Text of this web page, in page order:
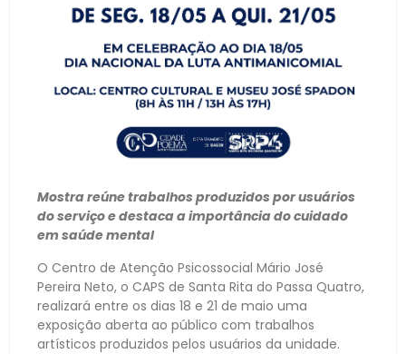
Mostra reúne trabalhos produzidos por usuários
do serviço e destaca a importância do cuidado
em saúde mental
O Centro de Atenção Psicossocial Mário José
Pereira Neto, o CAPS de Santa Rita do Passa Quatro,
realizará entre os dias 18 e 21 de maio uma
exposição aberta ao público com trabalhos
artísticos produzidos pelos usuários da unidade.